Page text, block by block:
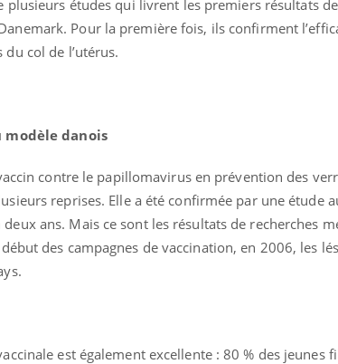
plusieurs études qui livrent les premiers résultats
Pour la première fois, ils confirment
du col de l’utérus.
modèle danois
contre le papillomavirus en prévention des
reprises. Elle a été confirmée par une étude
ans. Mais ce sont les résultats de recherches
des campagnes de vaccination, en 2006, les
est également excellente : 80 % des jeunes
pour
mental ou
de la
ce qui la rend
Youtube
Insuline & Charge mentale : et
osait en parler??Youtube
En 2026, l'insuline dans le diabète
reste entourée d'idées reçues chez les
patients comme parfois chez les